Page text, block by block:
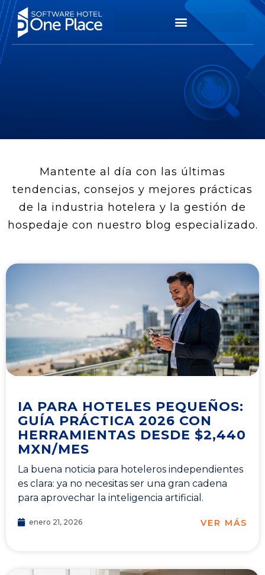
Mantente al día con las últimas
tendencias, consejos y mejores prácticas
de la industria hotelera y la gestión de
hospedaje con nuestro blog especializado.
IA PARA HOTELES PEQUEÑOS:
GUÍA PRÁCTICA 2026 CON
HERRAMIENTAS DESDE $2,440
MXN/MES
La buena noticia para hoteleros independientes
es clara: ya no necesitas ser una gran cadena
para aprovechar la inteligencia artificial.
enero 21, 2026 VER MÁS